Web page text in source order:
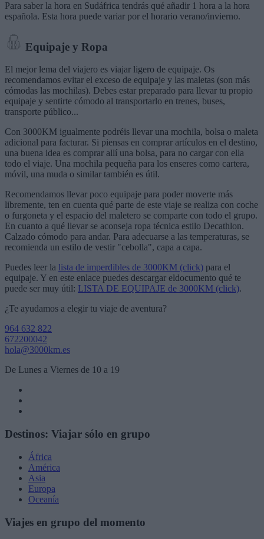
Para saber la hora en Sudáfrica tendrás qué añadir 1 hora a la hora
española. Esta hora puede variar por el horario verano/invierno.
Equipaje y Ropa
El mejor lema del viajero es viajar ligero de equipaje. Os
recomendamos evitar el exceso de equipaje y las maletas (son más
cómodas las mochilas). Debes estar preparado para llevar tu propio
equipaje y sentirte cómodo al transportarlo en trenes, buses,
transporte público...
Con 3000KM igualmente podréis llevar una mochila, bolsa o maleta
adicional para facturar. Si piensas en comprar artículos en el destino,
una buena idea es comprar allí una bolsa, para no cargar con ella
todo el viaje. Una mochila pequeña para los enseres como cartera,
móvil, una muda o similar también es útil.
Recomendamos llevar poco equipaje para poder moverte más
libremente, ten en cuenta qué parte de este viaje se realiza con coche
o furgoneta y el espacio del maletero se comparte con todo el grupo.
En cuanto a qué llevar se aconseja ropa técnica estilo Decathlon.
Calzado cómodo para andar. Para adecuarse a las temperaturas, se
recomienda un estilo de vestir "cebolla", capa a capa.
Puedes leer la lista de imperdibles de 3000KM (click) para el
equipaje. Y en este enlace puedes descargar eldocumento qué te
puede ser muy útil: LISTA DE EQUIPAJE de 3000KM (click).
¿Te ayudamos a elegir tu viaje de aventura?
964 632 822
672200042
hola@3000km.es
De Lunes a Viernes de 10 a 19
Destinos: Viajar sólo en grupo
África
América
Asia
Europa
Oceanía
Viajes en grupo del momento